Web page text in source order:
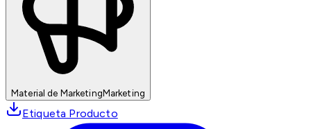
Material de MarketingMarketing
Etiqueta Producto